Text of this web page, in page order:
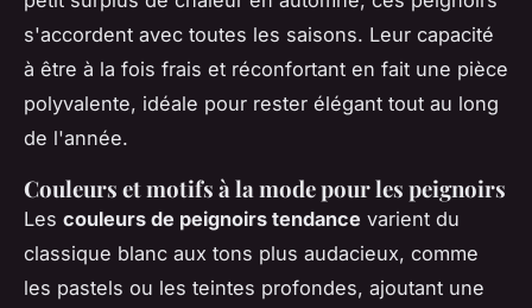
s'accordent avec toutes les saisons. Leur capacité
à être à la fois frais et réconfortant en fait une pièce
polyvalente, idéale pour rester élégant tout au long
de l'année.
Couleurs et motifs à la mode pour les peignoirs
Les couleurs de peignoirs tendance varient du
classique blanc aux tons plus audacieux, comme
les pastels ou les teintes profondes, ajoutant une